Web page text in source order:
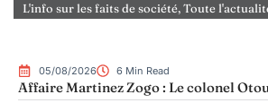
L'info sur les faits de société,Toute
05/08/2026 6 Min Read
Affaire Martinez Zogo : Le colonel